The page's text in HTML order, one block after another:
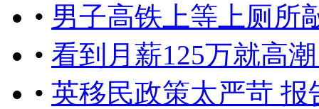
• 男子高铁上等上厕所
• 看到月薪125万就高
• 英移民政策太严苛